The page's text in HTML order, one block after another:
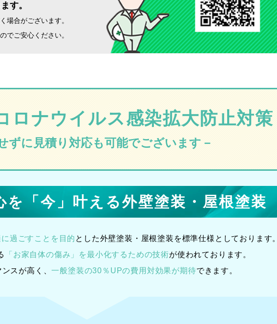
す。
場合がございます。
でご安心ください。
ロナウイルス感染拡大防止対策
ずに見積り対応も可能でございます－
を「今」叶える外壁塗装・屋根塗装
過ごすことを 目的 とした外壁塗装・屋根塗装を標準仕様としております。
「お家自体の傷み」を最小化するための技術が使われております。
ンスが高く、一般塗装の30％UPの費用対効果が期待できます。